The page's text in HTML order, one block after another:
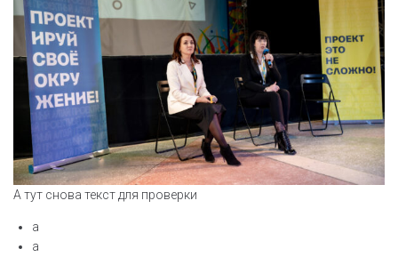
А тут снова текст для проверки
а
а